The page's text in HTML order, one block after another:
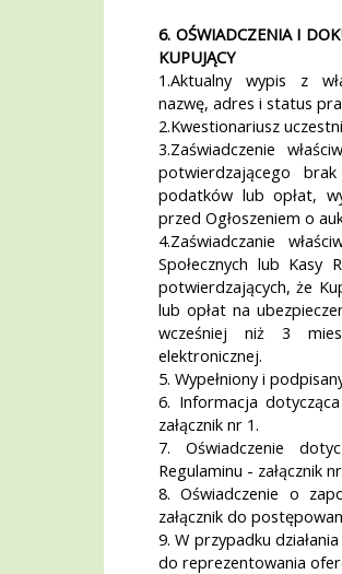
6. OŚWIADCZENIA I
KUPUJĄCY
1.Aktualny wypis z
nazwę, adres i status
2.Kwestionariusz
3.Zaświadczenie
potwierdzającego
podatków lub opłat,
przed Ogłoszeniem o
4.Zaświadczanie
Społecznych lub Kasy
potwierdzających, że
lub opłat na
wcześniej niż 3
elektronicznej.
5. Wypełniony i
6. Informacja
załącznik nr 1.
7. Oświadczenie
Regulaminu - załącznik
8. Oświadczenie o
załącznik do
9. W przypadku
do reprezentowania